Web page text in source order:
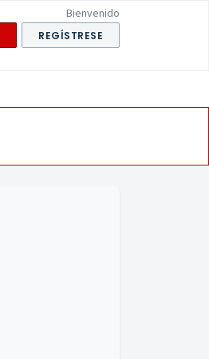
Bienvenido
REGÍSTRESE